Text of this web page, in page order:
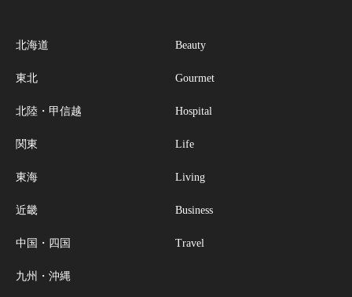
北海道
東北
北陸・甲信越
関東
東海
近畿
中国・四国
九州・沖縄
Beauty
Gourmet
Hospital
Life
Living
Business
Travel